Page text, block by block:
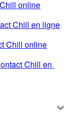
online
Chill en ligne
Chill online
Chill en